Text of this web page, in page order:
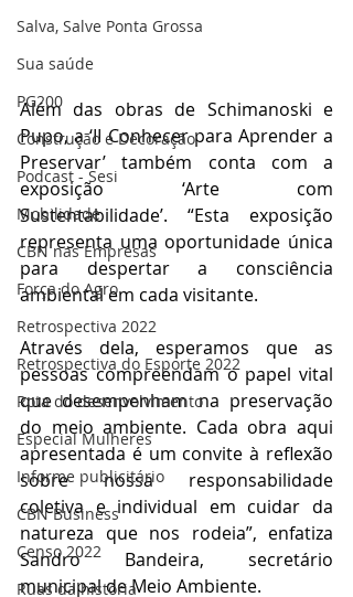
Salva, Salve Ponta Grossa
Sua saúde
PG200
Construção e Decoração
Podcast - Sesi
Mobilidade
CBN nas Empresas
Força do Agro
Retrospectiva 2022
Retrospectiva do Esporte 2022
Rota do desenvolvimento
Especial Mulheres
Informe publicitário
CBN Business
Censo 2022
Ruas da história
Além das obras de Schimanoski e
Pupo, a ‘II Conhecer para Aprender a
Preservar’ também conta com a
exposição ‘Arte com
Sustentabilidade’. “Esta exposição
representa uma oportunidade única
para despertar a consciência
ambiental em cada visitante.
Através dela, esperamos que as
pessoas compreendam o papel vital
que desempenham na preservação
do meio ambiente. Cada obra aqui
apresentada é um convite à reflexão
sobre nossa responsabilidade
coletiva e individual em cuidar da
natureza que nos rodeia”, enfatiza
Sandro Bandeira, secretário
municipal de Meio Ambiente.